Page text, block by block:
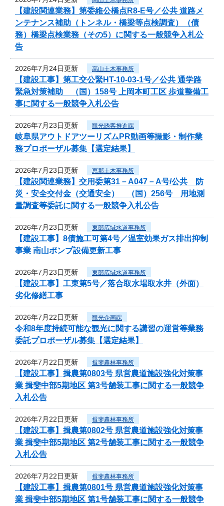
【建設関連業務】第委維公橋点R8-E号／公共 道路メ
ンテナンス補助（トンネル・橋梁等点検調査）（債
務）橋梁点検業務（その5）に関する一般競争入札公
告
2026年7月24日更新 高山土木事務所
【建設工事】第工交公緊HT-10-03-1号／公共 通学路
緊急対策補助 （国）158号 上岡本町工区 歩道整備工
事に関する一般競争入札公告
2026年7月23日更新 観光誘客推進課
岐阜県アウトドアツーリズムPR動画等撮影・制作業
務プロポーザル募集【選定結果】
2026年7月23日更新 恵那土木事務所
【建設関連業務】交用委第31－A047－A号/公共 防
災・安全交付金（交通安全） （国）256号 用地測
量調査等委託に関する一般競争入札公告
2026年7月23日更新 東部広域水道事務所
【建設工事】8債施工可第4号／温室効果ガス排出抑制
事業 南山ポンプ設備更新工事
2026年7月23日更新 東部広域水道事務所
【建設工事】工東第5号／落合取水場取水井（外面）
劣化修繕工事
2026年7月22日更新 観光企画課
令和8年度持続可能な観光に関する講習の運営等業務
委託プロポーザル募集【選定結果】
2026年7月22日更新 揖斐農林事務所
【建設工事】揖農第0803号 県営農道施設強化対策事
業 揖斐中部5期地区 第3号舗装工事に関する一般競争
入札公告
2026年7月22日更新 揖斐農林事務所
【建設工事】揖農第0802号 県営農道施設強化対策事
業 揖斐中部5期地区 第2号舗装工事に関する一般競争
入札公告
2026年7月22日更新 揖斐農林事務所
【建設工事】揖農第0801号 県営農道施設強化対策事
業 揖斐中部5期地区 第1号舗装工事に関する一般競争